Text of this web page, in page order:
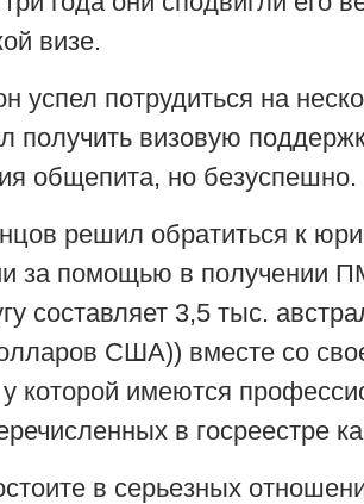
визе.
успел потрудиться на
получить визовую
общепита, но безуспешно.
решил обратиться к
за помощью в получении
составляет 3,5 тыс.
США)) вместе со
которой имеются
в госреестре
в серьезных